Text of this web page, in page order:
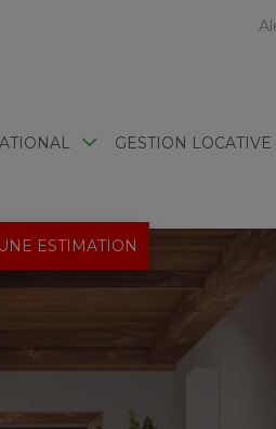
GESTION LOCATIVE
ESTIMATION